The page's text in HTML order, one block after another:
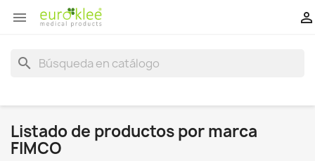
 
search
Listado de productos por marca
FIMCO